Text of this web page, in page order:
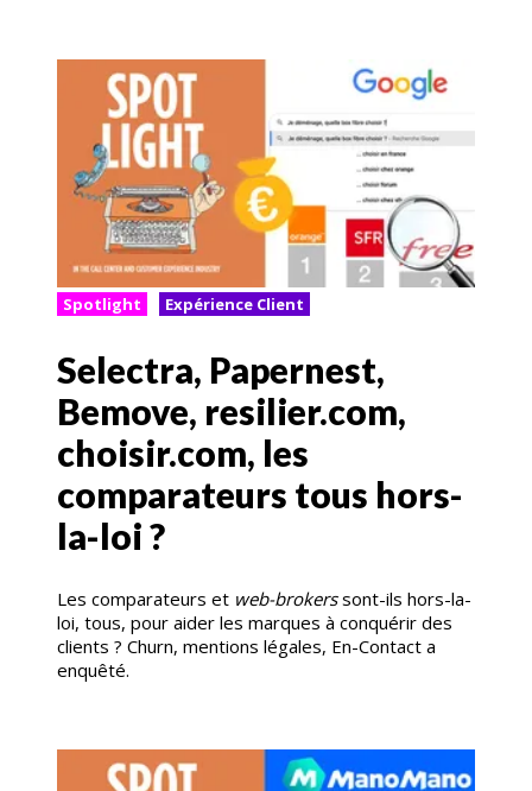
Spotlight Expérience Client
Selectra, Papernest,
Bemove, resilier.com,
choisir.com, les
comparateurs tous hors-
la-loi ?
Les comparateurs et web-brokerssont-ils hors-la-
loi, tous, pour aider les marques à conquérir des
clients ? Churn, mentions légales, En-Contact a
enquêté.